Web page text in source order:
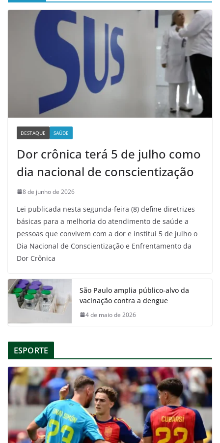
DESTAQUE SAÚDE
Dor crônica terá 5 de julho como
dia nacional de conscientização
8 de junho de 2026
Lei publicada nesta segunda-feira (8) define diretrizes
básicas para a melhoria do atendimento de saúde a
pessoas que convivem com a dor e institui 5 de julho o
Dia Nacional de Conscientização e Enfrentamento da
Dor Crônica
São Paulo amplia público-alvo da
vacinação contra a dengue
4 de maio de 2026
ESPORTE